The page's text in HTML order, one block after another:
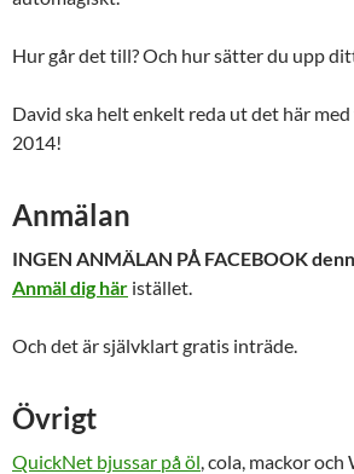
Hur går det till? Och hur sätter du upp
David ska helt enkelt reda ut det här
2014!
Anmälan
INGEN ANMÄLAN PÅ FACEBOOK
Anmäl dig här istället.
Och det är självklart gratis inträde.
Övrigt
QuickNet bjussar på öl, cola, mackor